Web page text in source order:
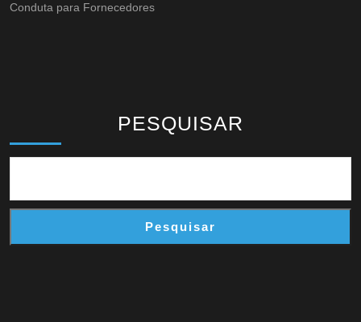
Conduta para Fornecedores
PESQUISAR
Pesquisar